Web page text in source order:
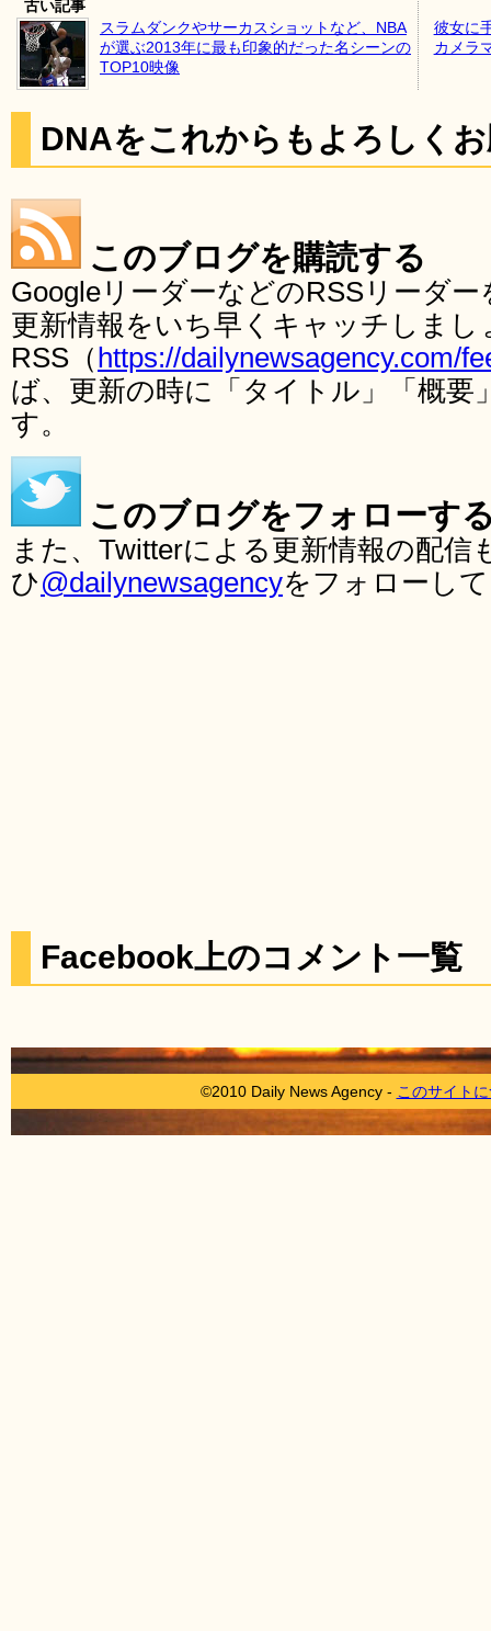
古い記事
スラムダンクやサーカスショットなど、NBA
が選ぶ2013年に最も印象的だった名シーンの
TOP10映像
彼女に
カメラ
DNAをこれからもよろしく
このブログを購読する
GoogleリーダーなどのRSSリーダ
更新情報をいち早くキャッチしま
RSS（ https://dailynewsagency.com/
ば、更新の時に「タイトル」「概要
す。
このブログをフォローす
また、Twitterによる更新情報の配
ひ@dailynewsagencyをフォローし
Facebook上のコメント一覧
©2010 Daily News Agency - このサイト